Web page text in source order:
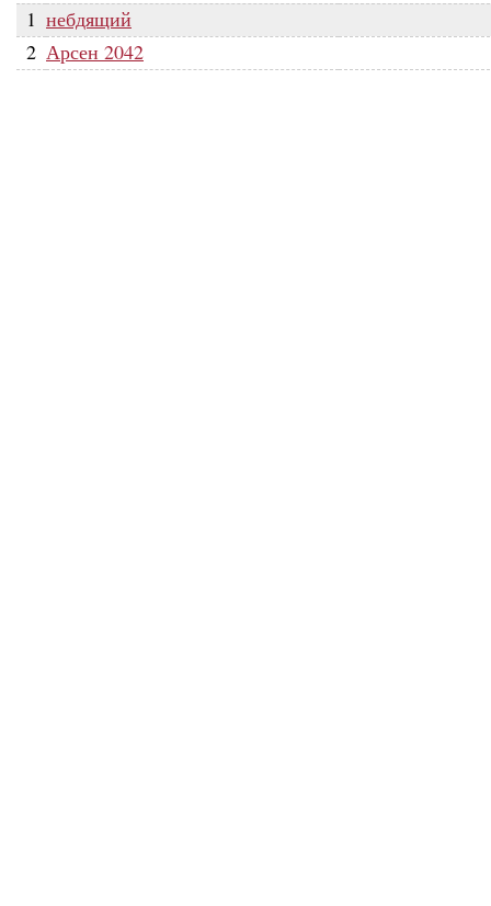
1 небдящий
2 Арсен 2042